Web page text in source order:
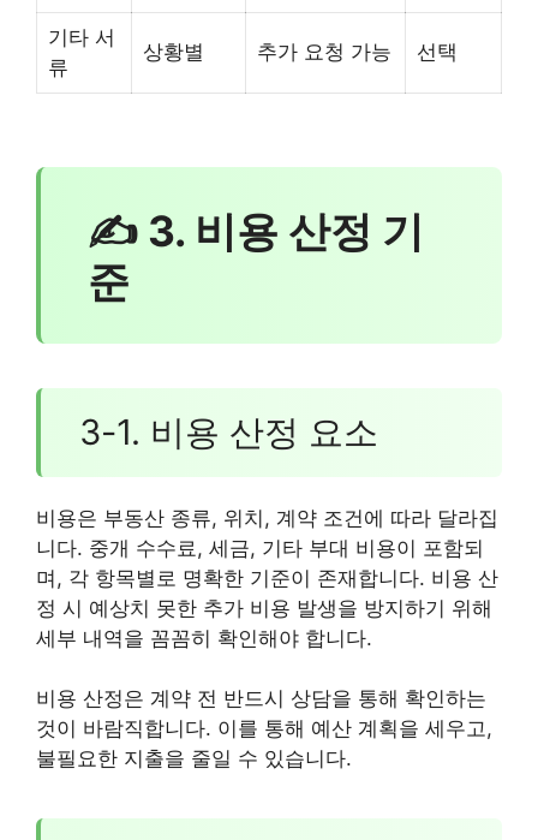
기타 서
류
상황별 추가 요청 가능 선택
✍ 3. 비용 산정 기
준
3-1. 비용 산정 요소
비용은 부동산 종류, 위치, 계약 조건에 따라 달라집
니다. 중개 수수료, 세금, 기타 부대 비용이 포함되
며, 각 항목별로 명확한 기준이 존재합니다. 비용 산
정 시 예상치 못한 추가 비용 발생을 방지하기 위해
세부 내역을 꼼꼼히 확인해야 합니다.
비용 산정은 계약 전 반드시 상담을 통해 확인하는
것이 바람직합니다. 이를 통해 예산 계획을 세우고,
불필요한 지출을 줄일 수 있습니다.